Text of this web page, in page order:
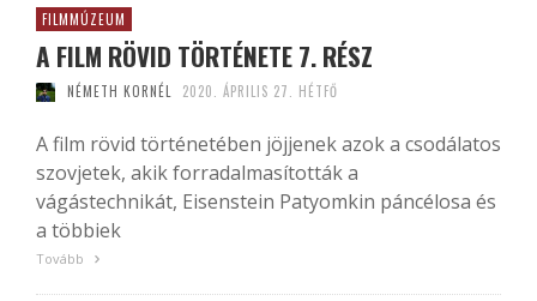
FILMMÚZEUM
A FILM RÖVID TÖRTÉNETE 7. RÉSZ
NÉMETH KORNÉL 2020. ÁPRILIS 27. HÉTFŐ
A film rövid történetében jöjjenek azok a csodálatos
szovjetek, akik forradalmasították a
vágástechnikát, Eisenstein Patyomkin páncélosa és
a többiek
Tovább